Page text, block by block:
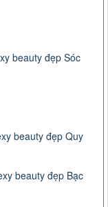
beauty đẹp Sóc
beauty đẹp Quy
beauty đẹp Bạc